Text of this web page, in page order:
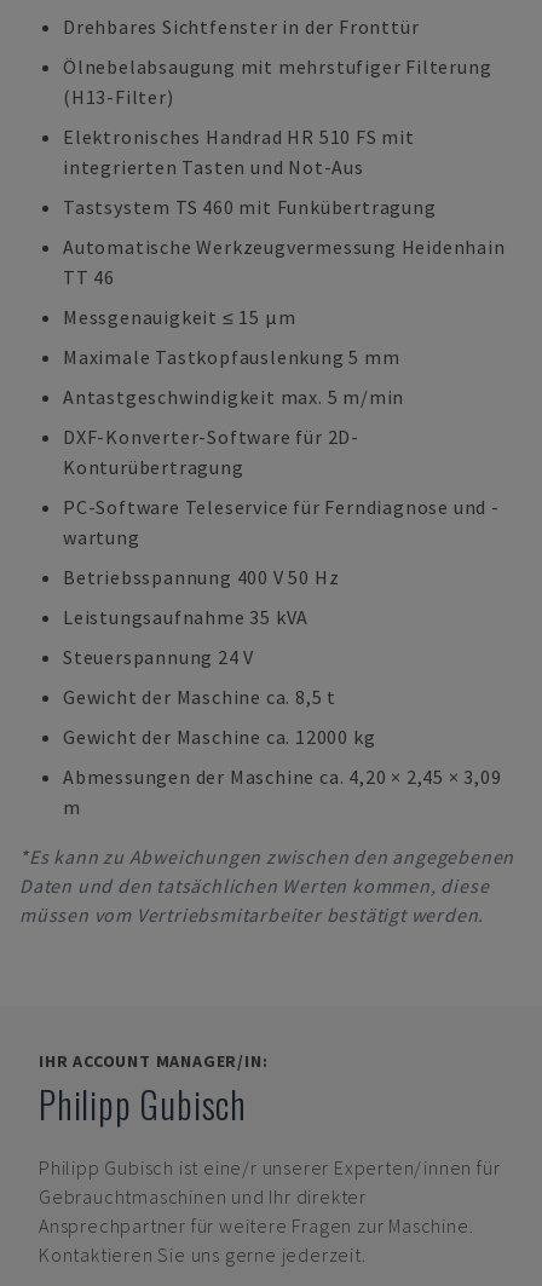
Drehbares Sichtfenster in der Fronttür
Ölnebelabsaugung mit mehrstufiger Filterung
(H13-Filter)
Elektronisches Handrad HR 510 FS mit
integrierten Tasten und Not-Aus
Tastsystem TS 460 mit Funkübertragung
Automatische Werkzeugvermessung Heidenhain
TT 46
Messgenauigkeit ≤ 15 µm
Maximale Tastkopfauslenkung 5 mm
Antastgeschwindigkeit max. 5 m/min
DXF-Konverter-Software für 2D-
Konturübertragung
PC-Software Teleservice für Ferndiagnose und -
wartung
Betriebsspannung 400 V 50 Hz
Leistungsaufnahme 35 kVA
Steuerspannung 24 V
Gewicht der Maschine ca. 8,5 t
Gewicht der Maschine ca. 12000 kg
Abmessungen der Maschine ca. 4,20 × 2,45 × 3,09
m
*Es kann zu Abweichungen zwischen den angegebenen
Daten und den tatsächlichen Werten kommen, diese
müssen vom Vertriebsmitarbeiter bestätigt werden.
IHR ACCOUNT MANAGER/IN:
Philipp Gubisch
Philipp Gubisch ist eine/r unserer Experten/innen für
Gebrauchtmaschinen und Ihr direkter
Ansprechpartner für weitere Fragen zur Maschine.
Kontaktieren Sie uns gerne jederzeit.